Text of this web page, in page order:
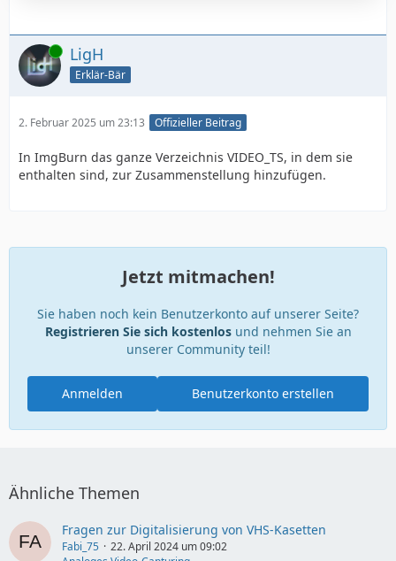
Online LigH
Erklär-Bär
2. Februar 2025 um 23:13 Offizieller Beitrag
In ImgBurn das ganze Verzeichnis VIDEO_TS, in dem sie
enthalten sind, zur Zusammenstellung hinzufügen.
Jetzt mitmachen!
Sie haben noch kein Benutzerkonto auf unserer Seite?
Registrieren Sie sich kostenlosund nehmen Sie an
unserer Community teil!
Benutzerkonto erstellen
Anmelden
Ähnliche Themen
Fragen zur Digitalisierung von VHS-Kasetten
Fabi_75
22. April 2024 um 09:02